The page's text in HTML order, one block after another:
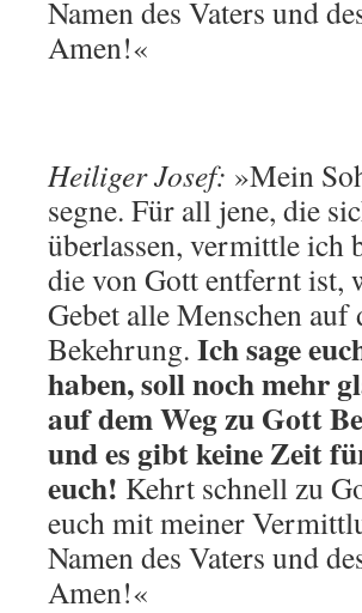
Namen des Vaters und
Amen!«
Heiliger Josef: »Mein
segne. Für all jene, die
überlassen, vermittle ich
die von Gott entfernt ist,
Gebet alle Menschen auf
Bekehrung. Ich sage
haben, soll noch mehr
auf dem Weg zu Gott
und es gibt keine Zeit
euch! Kehrt schnell zu
euch mit meiner
Namen des Vaters und
Amen!«